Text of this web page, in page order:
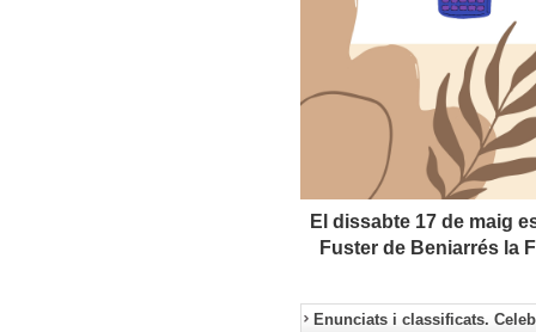
El dissabte 17 de maig
Fuster de Beniarrés la
Enunciats i classificats.